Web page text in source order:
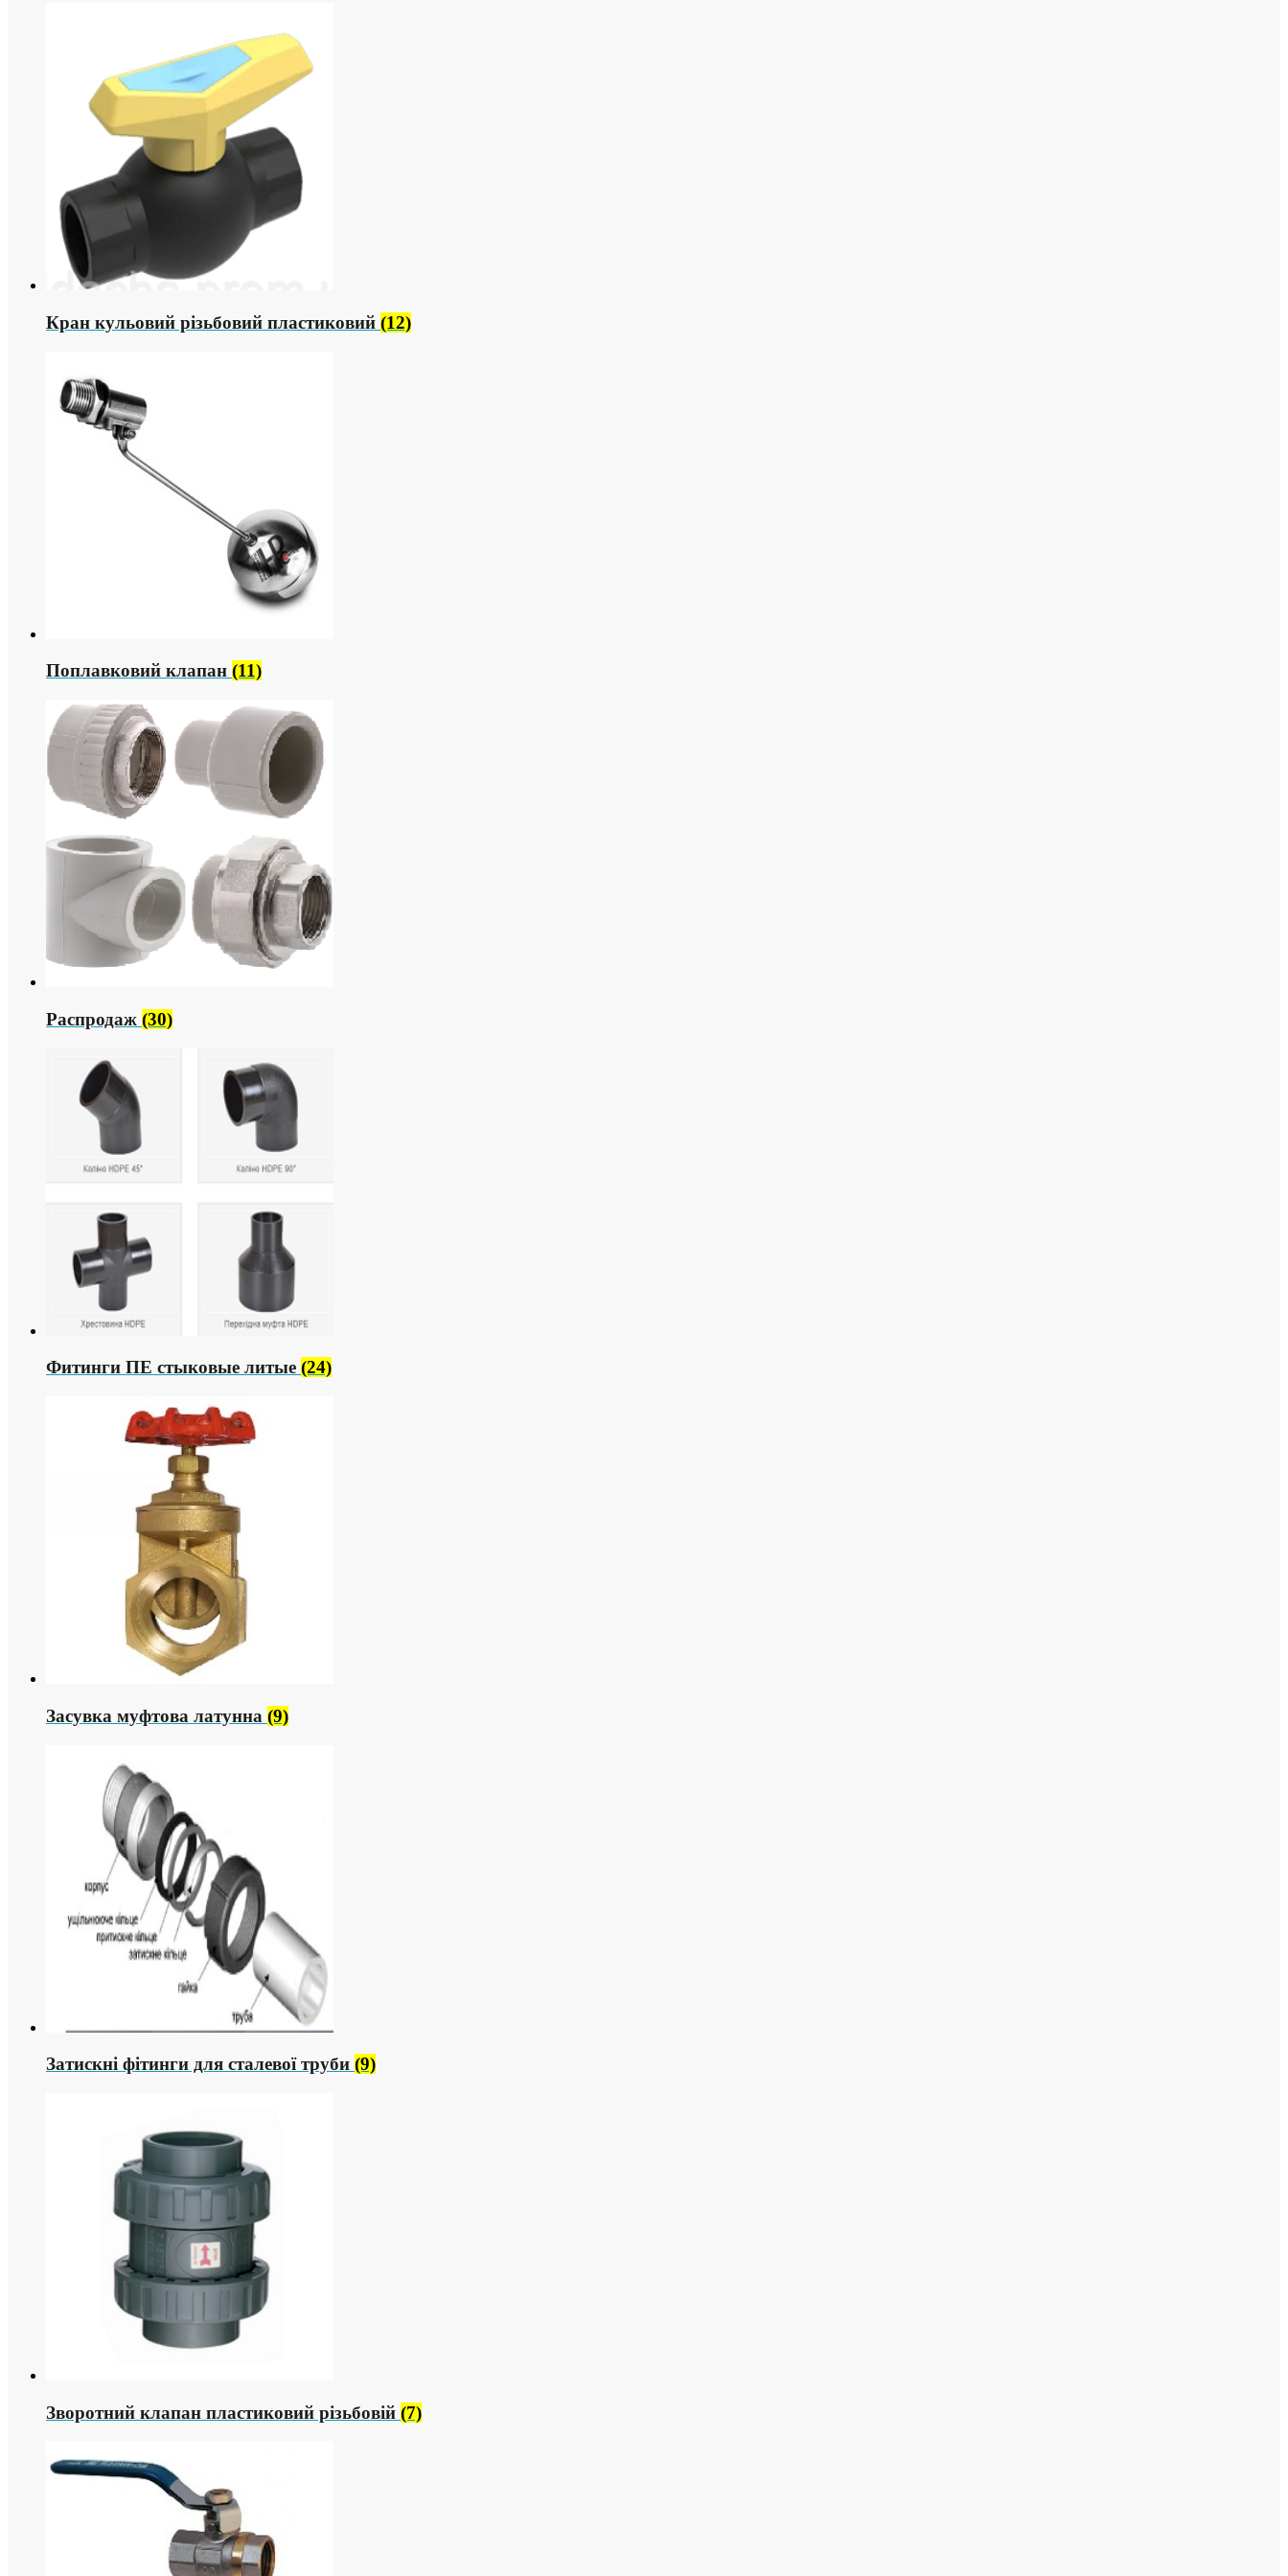
Кран кульовий різьбовий пластиковий (12)
Поплавковий клапан (11)
Распродаж (30)
Фитинги ПЕ стыковые литые (24)
Засувка муфтова латунна (9)
Затискні фітинги для сталевої труби (9)
Зворотний клапан пластиковий різьбовій (7)